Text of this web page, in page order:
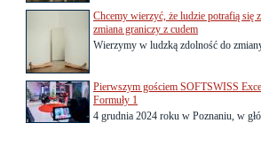
Chcemy wierzyć, że ludzie potrafią się
zmiana graniczy z cudem
Wierzymy w ludzką zdolność do
Pierwszym gościem SOFTSWISS
Formuły 1
4 grudnia 2024 roku w Poznaniu, w